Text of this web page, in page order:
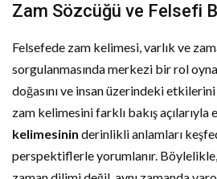
Zam Sözcüğü ve Felsefi
Felsefede zam kelimesi, varlık ve
sorgulanmasında merkezi bir rol
doğasını ve insan üzerindeki etkilerini
zam kelimesini farklı bakış açılarıyla
kelimesinin derinlikli anlamları
perspektiflerle yorumlanır.